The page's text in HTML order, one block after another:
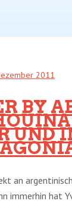
2011
BY
UND
an
immerhin hat